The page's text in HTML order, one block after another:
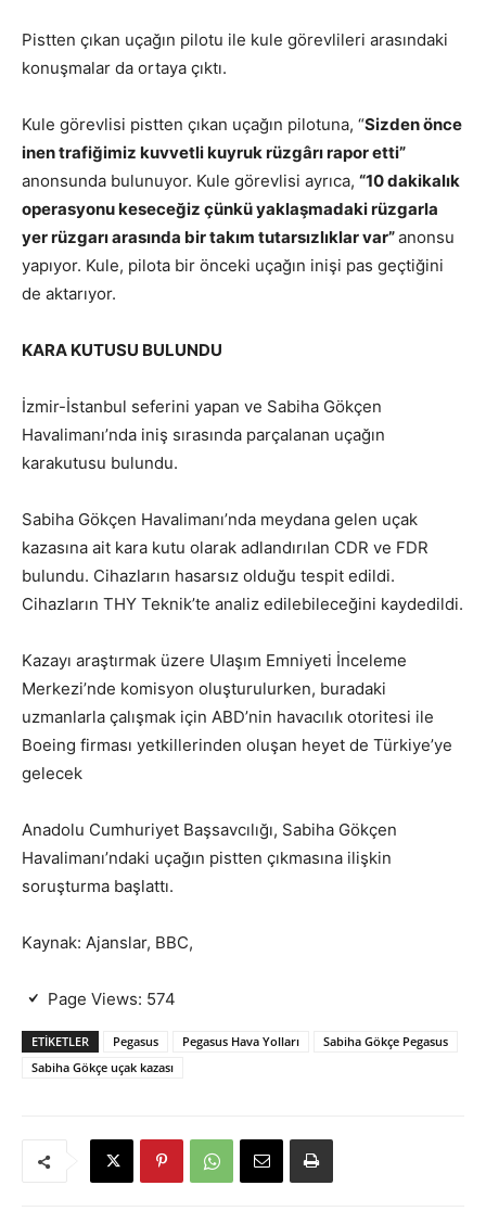
Pistten çıkan uçağın pilotu ile kule görevlileri arasındaki
konuşmalar da ortaya çıktı.
Kule görevlisi pistten çıkan uçağın pilotuna, “Sizden önce
inen trafiğimiz kuvvetli kuyruk rüzgârı rapor etti”
anonsunda bulunuyor. Kule görevlisi ayrıca, “10 dakikalık
operasyonu keseceğiz çünkü yaklaşmadaki rüzgarla
yer rüzgarı arasında bir takım tutarsızlıklar var”anonsu
yapıyor. Kule, pilota bir önceki uçağın inişi pas geçtiğini
de aktarıyor.
KARA KUTUSU BULUNDU
İzmir-İstanbul seferini yapan ve Sabiha Gökçen
Havalimanı’nda iniş sırasında parçalanan uçağın
karakutusu bulundu.
Sabiha Gökçen Havalimanı’nda meydana gelen uçak
kazasına ait kara kutu olarak adlandırılan CDR ve FDR
bulundu. Cihazların hasarsız olduğu tespit edildi.
Cihazların THY Teknik’te analiz edilebileceğini kaydedildi.
Kazayı araştırmak üzere Ulaşım Emniyeti İnceleme
Merkezi’nde komisyon oluşturulurken, buradaki
uzmanlarla çalışmak için ABD’nin havacılık otoritesi ile
Boeing firması yetkillerinden oluşan heyet de Türkiye’ye
gelecek
Anadolu Cumhuriyet Başsavcılığı, Sabiha Gökçen
Havalimanı’ndaki uçağın pistten çıkmasına ilişkin
soruşturma başlattı.
Kaynak: Ajanslar, BBC,
Page Views: 574
ETIKETLER Pegasus Pegasus Hava Yolları
Sabiha Gökçe Pegasus
Sabiha Gökçe uçak kazası